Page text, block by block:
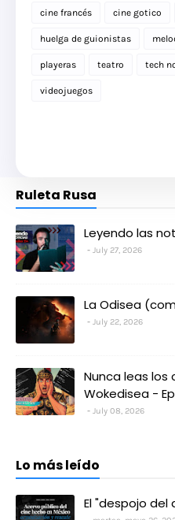
cine francés cine gotico
huelga de guionistas
playeras teatro tech
videojuegos
Ruleta Rusa
Leyendo las
July 27, 2026
La Odisea
July 22, 2026
Nunca leas los
Wokedisea - Ep
July 08, 2026
Lo más leído
El "despojo del